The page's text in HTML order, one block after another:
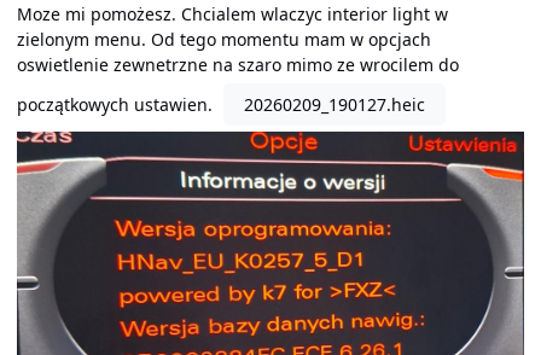
Moze mi pomożesz. Chcialem wlaczyc interior light w
zielonym menu. Od tego momentu mam w opcjach
oswietlenie zewnetrzne na szaro mimo ze wrocilem do
początkowych ustawien.
20260209_190127.heic